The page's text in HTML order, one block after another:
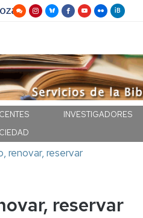
INVESTIGADORES
renovar, reservar
reservar